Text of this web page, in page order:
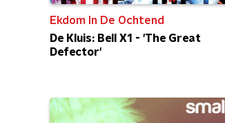
Ekdom In De Ochtend
De Kluis: Bell X1 - 'The Great
Defector'